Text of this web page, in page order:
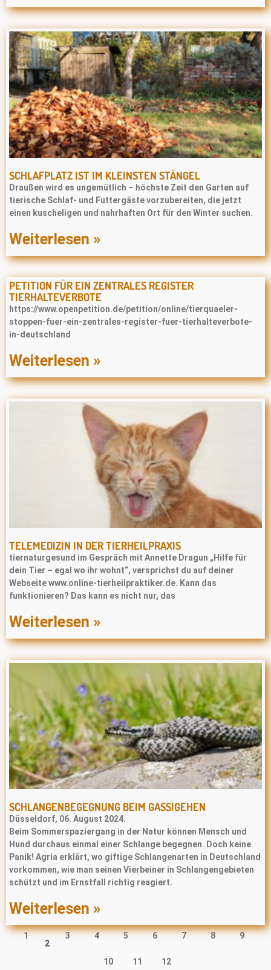
SCHLAFPLATZ IST IM KLEINSTEN STÄNGEL
Draußen wird es ungemütlich – höchste Zeit den Garten auf
tierische Schlaf- und Futtergäste vorzubereiten, die jetzt
einen kuscheligen und nahrhaften Ort für den Winter suchen.
Weiterlesen »
PETITION FÜR EIN ZENTRALES REGISTER
TIERHALTEVERBOTE
https://www.openpetition.de/petition/online/tierquaeler-
stoppen-fuer-ein-zentrales-register-fuer-tierhalteverbote-
in-deutschland
Weiterlesen »
TELEMEDIZIN IN DER TIERHEILPRAXIS
tiernaturgesund im Gespräch mit Annette Dragun „Hilfe für
dein Tier – egal wo ihr wohnt“, versprichst du auf deiner
Webseite www.online-tierheilpraktiker.de. Kann das
funktionieren? Das kann es nicht nur, das
Weiterlesen »
SCHLANGENBEGEGNUNG BEIM GASSIGEHEN
Düsseldorf, 06. August 2024.
Beim Sommerspaziergang in der Natur können Mensch und
Hund durchaus einmal einer Schlange begegnen. Doch keine
Panik! Agria erklärt, wo giftige Schlangenarten in Deutschland
vorkommen, wie man seinen Vierbeiner in Schlangengebieten
schützt und im Ernstfall richtig reagiert.
Weiterlesen »
1
2
3 4 5 6 7 8 9
10 11 12